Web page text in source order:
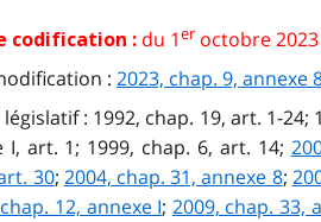
codification : du 1er octobre 2023
: 2023, chap. 9, annexe
: 1992, chap. 19, art. 1-24;
I, art. 1; 1999, chap. 6, art. 14;
30; 2004, chap. 31, annexe 8;
12, annexe I; 2009, chap. 33,